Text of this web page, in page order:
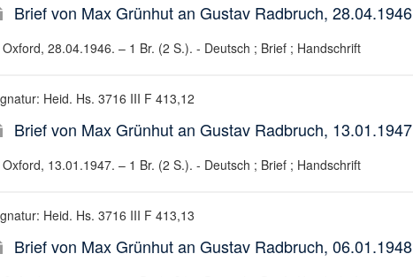
Brief von Max Grünhut an Gustav Radbruch, 28.04.1946
Oxford, 28.04.1946. – 1 Br. (2 S.). - Deutsch ; Brief ; Handschrift
Heid. Hs. 3716 III F 413,12
Brief von Max Grünhut an Gustav Radbruch, 13.01.1947
Oxford, 13.01.1947. – 1 Br. (2 S.). - Deutsch ; Brief ; Handschrift
Heid. Hs. 3716 III F 413,13
Brief von Max Grünhut an Gustav Radbruch, 06.01.1948